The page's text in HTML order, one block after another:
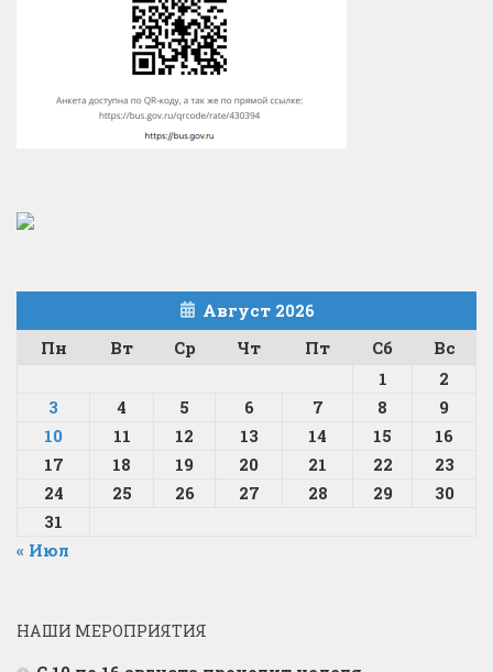
Август 2026
Пн
Вт Ср Чт Пт Сб
Вс
1
2
3
4 5 6 7 8
9
10
11 12 13 14 15
16
17
18 19 20 21 22
23
24
25 26 27 28 29
30
31
« Июл
НАШИ МЕРОПРИЯТИЯ